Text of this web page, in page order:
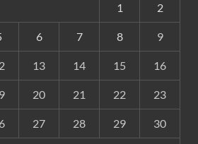
1 2
6 7 8 9
13 14 15 16
20 21 22 23
27 28 29 30